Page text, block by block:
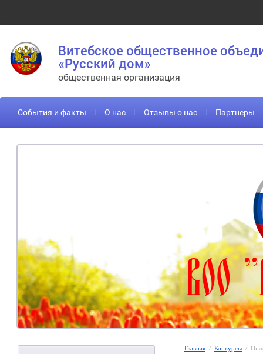
Витебское общественное
«Русский дом»
общественная организация
События и факты О нас Отзывы о нас Партнеры
Главная
  /
Конкурсы
/